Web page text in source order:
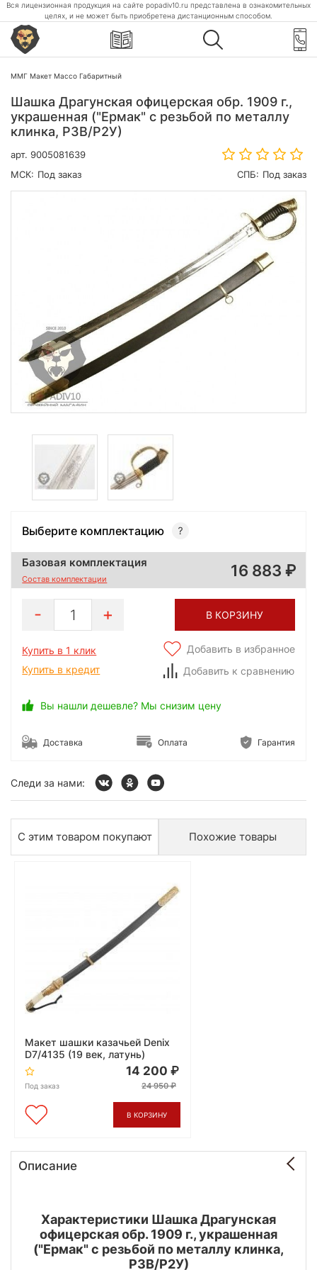
Вся лицензионная продукция на сайте popadiv10.ru представлена в ознакомительных
целях, и не может быть приобретена дистанционным способом.
ММГ Макет Массо Габаритный
Шашка Драгунская офицерская обр. 1909 г.,
украшенная ("Ермак" с резьбой по металлу
клинка, Р3В/Р2У)
арт. 9005081639
МСК: Под заказ СПБ: Под заказ
Выберите комплектацию
Базовая комплектация
Состав комплектации 16 883
1 В КОРЗИНУ
Купить в 1 клик
Купить в кредит
Добавить в избранное
Добавить к сравнению
Вы нашли дешевле? Мы снизим цену
Доставка Оплата Гарантия
Следи за нами:
С этим товаром покупают Похожие товары
Макет шашки казачьей Denix
D7/4135 (19 век, латунь)
Под заказ
14 200
24 950
В КОРЗИНУ
Описание
Характеристики Шашка Драгунская
офицерская обр. 1909 г., украшенная
("Ермак" с резьбой по металлу клинка,
Р3В/Р2У)